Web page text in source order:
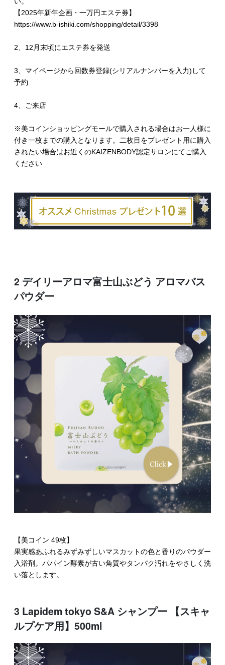
【2025年新年企画・一万円エステ券】
https://www.b-ishiki.com/shopping/detail/3398
2、12月末頃にエステ券を発送
3、マイページから回数券登録(シリアルナンバーを入力)して
予約
4、ご来店
※美コインショッピングモールで購入される場合はお一人様に
付き一枚までの購入となります。二枚目をプレゼント用に購入
されたい場合はお近くのKAIZENBODY認定サロンにてご購入
ください
2 デイリーアロマ富士山ぶどう アロマバス
パウダー
【美コイン 49枚】
果実感あふれるみずみずしいマスカットの色と香りのパウダー
入浴剤。パパイン酵素が古い角質やタンパク汚れをやさしく洗
い落とします。
3 Lapidem tokyo S&A シャンプー 【スキャ
ルプケア用】500ml